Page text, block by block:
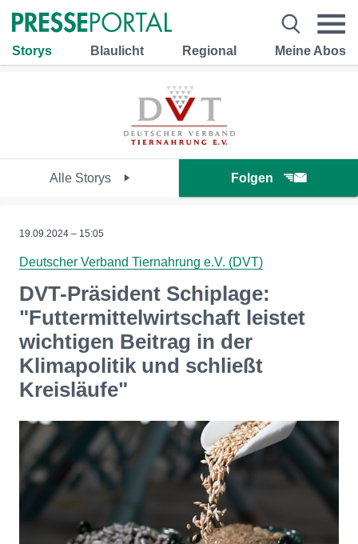
Storys Blaulicht Regional Meine Abos
Alle Storys Folgen
19.09.2024 – 15:05
Deutscher Verband Tiernahrung e.V. (DVT)
DVT-Präsident Schiplage:
"Futtermittelwirtschaft leistet
wichtigen Beitrag in der
Klimapolitik und schließt
Kreisläufe"